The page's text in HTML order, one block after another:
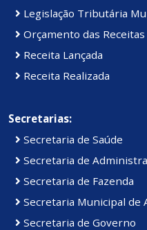
Legislação Tributária
Orçamento das Receitas
Receita Lançada
Receita Realizada
Secretarias:
Secretaria de Saúde
Secretaria de
Secretaria de Fazenda
Secretaria Municipal de
Secretaria de Governo